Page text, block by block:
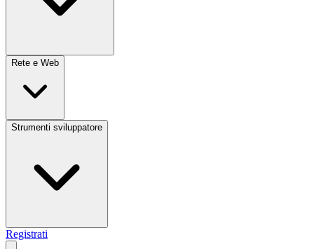
Rete e Web
Strumenti sviluppatore
Registrati